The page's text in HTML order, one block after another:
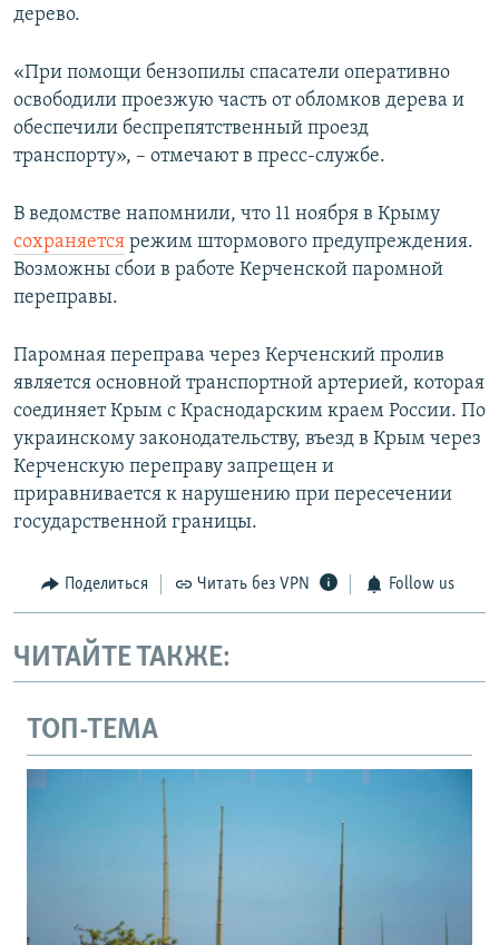
дерево.
«При помощи бензопилы спасатели оперативно
освободили проезжую часть от обломков дерева и
обеспечили беспрепятственный проезд
транспорту», – отмечают в пресс-службе.
В ведомстве напомнили, что 11 ноября в Крыму
сохраняется режим штормового предупреждения.
Возможны сбои в работе Керченской паромной
переправы.
Паромная переправа через Керченский пролив
является основной транспортной артерией, которая
соединяет Крым с Краснодарским краем России. По
украинскому законодательству, въезд в Крым через
Керченскую переправу запрещен и
приравнивается к нарушению при пересечении
государственной границы.
Поделиться Читать без VPN Follow us
ЧИТАЙТЕ ТАКЖЕ:
ТОП-ТЕМА